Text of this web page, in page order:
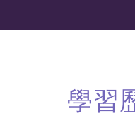
學習